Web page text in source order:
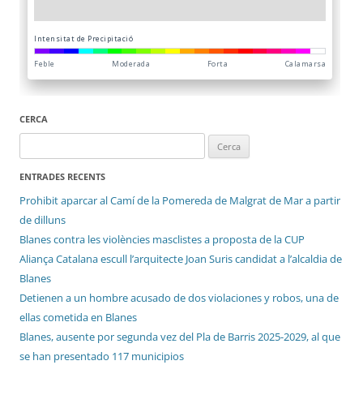
CERCA
ENTRADES RECENTS
Prohibit aparcar al Camí de la Pomereda de Malgrat de Mar a partir
de dilluns
Blanes contra les violències masclistes a proposta de la CUP
Aliança Catalana escull l’arquitecte Joan Suris candidat a l’alcaldia de
Blanes
Detienen a un hombre acusado de dos violaciones y robos, una de
ellas cometida en Blanes
Blanes, ausente por segunda vez del Pla de Barris 2025-2029, al que
se han presentado 117 municipios